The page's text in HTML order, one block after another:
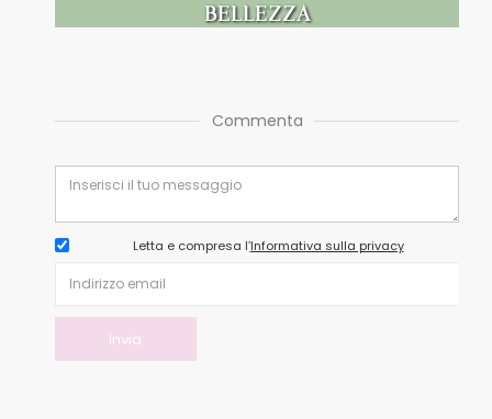
BELLEZZA
Commenta
Letta e compresa l’Informativa sulla privacy